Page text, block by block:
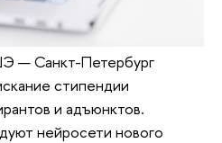
— Санкт-Петербург
стипендии
и адъюнктов.
нейросети нового